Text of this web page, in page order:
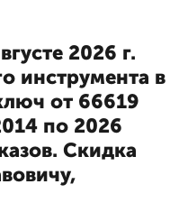
2026 г.
инструмента в
от 66619
по 2026
Скидка